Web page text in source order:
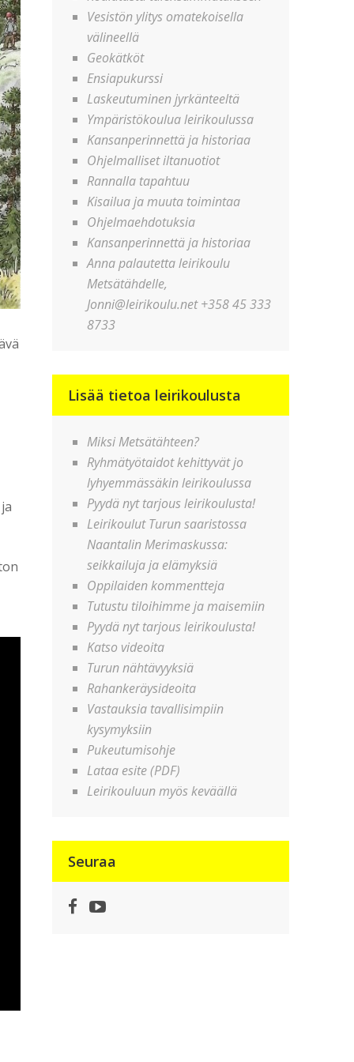
Vesistön ylitys omatekoisella
välineellä
Geokätköt
Ensiapukurssi
Laskeutuminen jyrkänteeltä
Ympäristökoulua leirikoulussa
Kansanperinnettä ja historiaa
Ohjelmalliset iltanuotiot
Rannalla tapahtuu
Kisailua ja muuta toimintaa
Ohjelmaehdotuksia
Kansanperinnettä ja historiaa
Anna palautetta leirikoulu
Metsätähdelle,
Jonni@leirikoulu.net +358 45 333
8733
Lisää tietoa leirikoulusta
Miksi Metsätähteen?
Ryhmätyötaidot kehittyvät jo
lyhyemmässäkin leirikoulussa
Pyydä nyt tarjous leirikoulusta!
Leirikoulut Turun saaristossa
Naantalin Merimaskussa:
seikkailuja ja elämyksiä
Oppilaiden kommentteja
Tutustu tiloihimme ja maisemiin
Pyydä nyt tarjous leirikoulusta!
Katso videoita
Turun nähtävyyksiä
Rahankeräysideoita
Vastauksia tavallisimpiin
kysymyksiin
Pukeutumisohje
Lataa esite (PDF)
Leirikouluun myös keväällä
Seuraa
Facebook
YouTube